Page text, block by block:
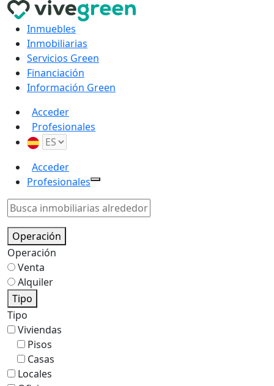
Inmuebles
Inmobiliarias
Servicios Green
Financiación
Información Green
Acceder
Profesionales
Acceder
Profesionales
Operación
Operación
Venta
Alquiler
Tipo
Tipo
Viviendas
Pisos
Casas
Locales